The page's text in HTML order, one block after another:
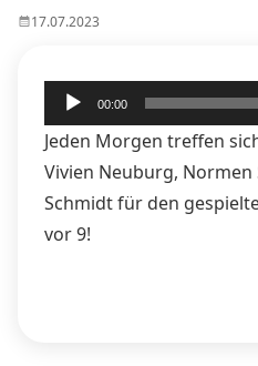
17.07.2023
Audio-
Player
00:00
Jeden Morgen treffen
Vivien Neuburg,
Schmidt für den
vor 9!